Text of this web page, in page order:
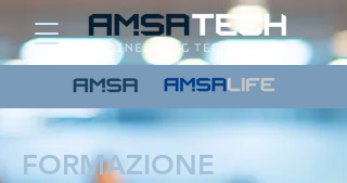
FORMAZIONE